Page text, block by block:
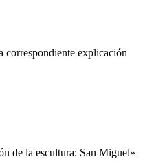
correspondiente explicación
de la escultura: San Miguel»